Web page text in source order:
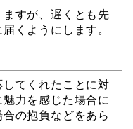
すが、遅くとも先
くようにします。
てくれたことに対
力を感じた場合に
の抱負などをあら